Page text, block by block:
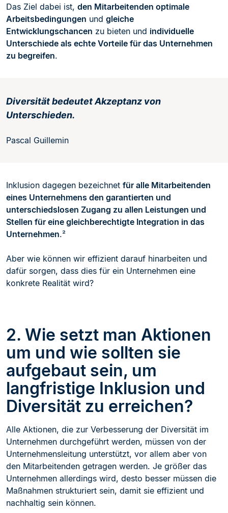
Das Ziel dabei ist, den Mitarbeitenden optimale
Arbeitsbedingungen und gleiche
Entwicklungschancen zu bieten und individuelle
Unterschiede als echte Vorteile für das Unternehmen
zu begreifen.
Diversität bedeutet Akzeptanz von
Unterschieden.
Pascal Guillemin
Inklusion dagegen bezeichnet für alle Mitarbeitenden
eines Unternehmens den garantierten und
unterschiedslosen Zugang zu allen Leistungen und
Stellen für eine gleichberechtigte Integration in das
Unternehmen.²
Aber wie können wir effizient darauf hinarbeiten und
dafür sorgen, dass dies für ein Unternehmen eine
konkrete Realität wird?
2. Wie setzt man Aktionen
um und wie sollten sie
aufgebaut sein, um
langfristige Inklusion und
Diversität zu erreichen?
Alle Aktionen, die zur Verbesserung der Diversität im
Unternehmen durchgeführt werden, müssen von der
Unternehmensleitung unterstützt, vor allem aber von
den Mitarbeitenden getragen werden. Je größer das
Unternehmen allerdings wird, desto besser müssen die
Maßnahmen strukturiert sein, damit sie effizient und
nachhaltig sein können.